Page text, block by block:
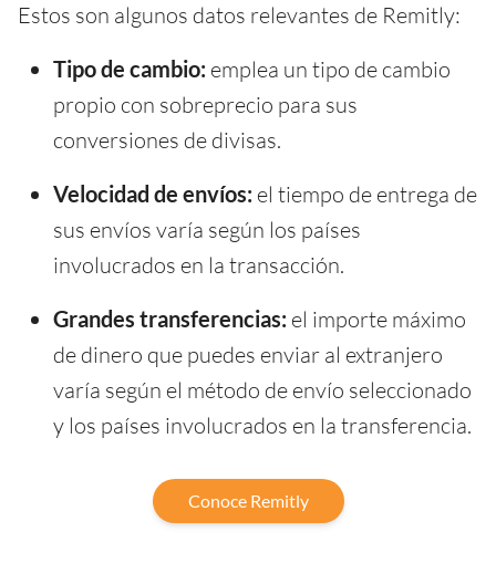
Estos son algunos datos relevantes de Remitly:
Tipo de cambio: emplea un tipo de cambio
propio con sobreprecio para sus
conversiones de divisas.
Velocidad de envíos: el tiempo de entrega de
sus envíos varía según los países
involucrados en la transacción.
Grandes transferencias: el importe máximo
de dinero que puedes enviar al extranjero
varía según el método de envío seleccionado
y los países involucrados en la transferencia.
Conoce Remitly